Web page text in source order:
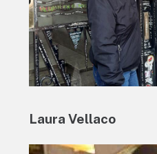
Laura Vellaco